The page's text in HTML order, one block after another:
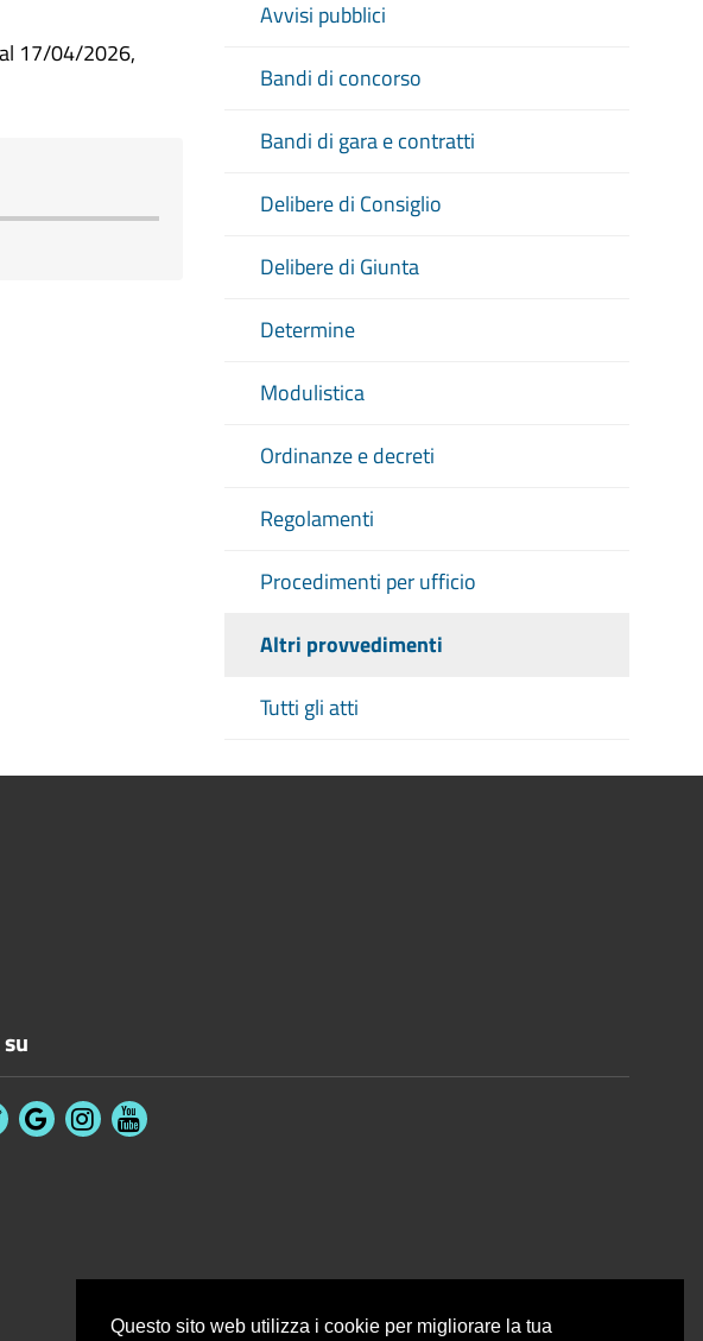
Questo sito web utilizza i cookie per migliorare la tua
17/04/2026,
Avvisi pubblici
Bandi di concorso
Bandi di gara e contratti
Delibere di Consiglio
Delibere di Giunta
Determine
Modulistica
Ordinanze e decreti
Regolamenti
Procedimenti per ufficio
Altri provvedimenti
Tutti gli atti